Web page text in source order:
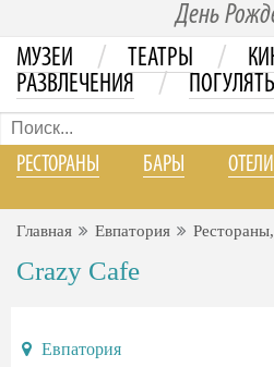
День
МУЗЕИ / ТЕАТРЫ /
РАЗВЛЕЧЕНИЯ / ПОГУЛЯТЬ
РЕСТОРАНЫ БАРЫ ОТЕЛИ
Главная Евпатория
Crazy Cafe
Евпатория